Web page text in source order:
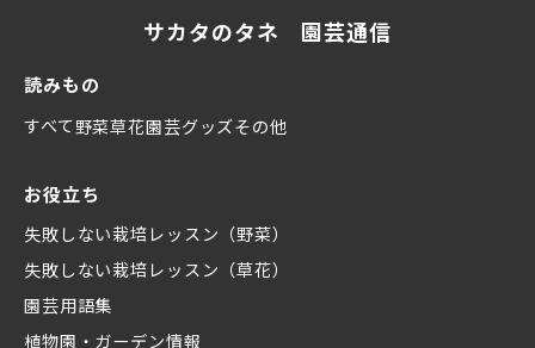
サカタのタネ 園芸通信
読みもの
すべて野菜草花園芸グッズその他
お役立ち
失敗しない栽培レッスン（野菜）
失敗しない栽培レッスン（草花）
園芸用語集
植物園・ガーデン情報